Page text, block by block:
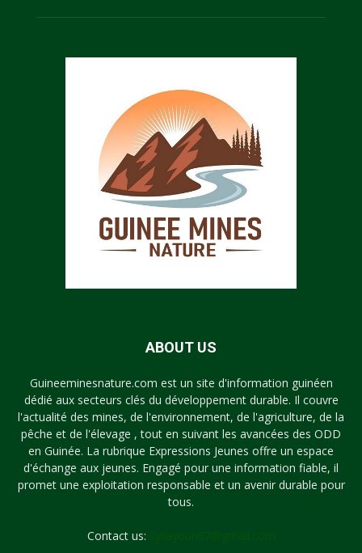
ABOUT US
Guineeminesnature.com est un site d'information guinéen
dédié aux secteurs clés du développement durable. Il couvre
l'actualité des mines, de l'environnement, de l'agriculture, de la
pêche et de l'élevage , tout en suivant les avancées des ODD
en Guinée. La rubrique Expressions Jeunes offre un espace
d'échange aux jeunes. Engagé pour une information fiable, il
promet une exploitation responsable et un avenir durable pour
tous.
Contact us: